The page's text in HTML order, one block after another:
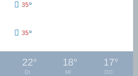
35°
35°
22°
DI
18°
MI
17°
DO